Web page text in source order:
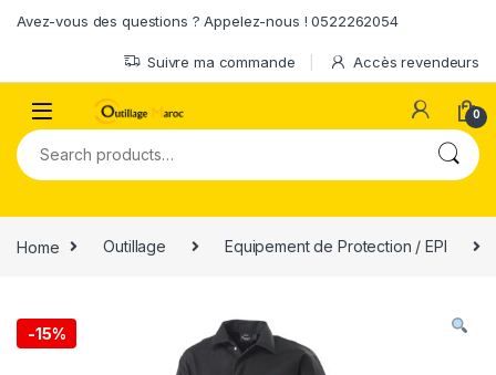
Avez-vous des questions ? Appelez-nous ! 0522262054
Suivre ma commande Accès revendeurs
0
Search for:
Home Outillage Equipement de Protection / EPI
-15%